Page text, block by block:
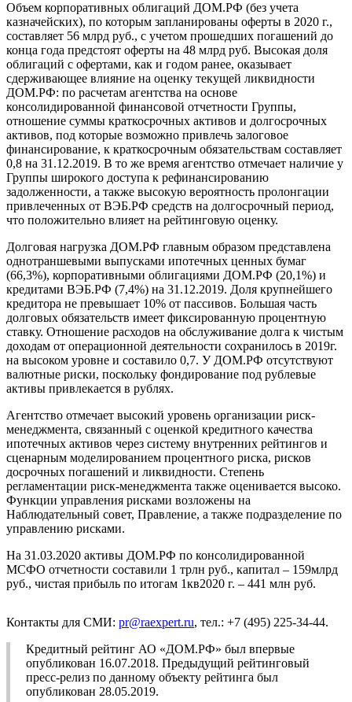
Объем корпоративных облигаций ДОМ.РФ (без учета
казначейских), по которым запланированы оферты в 2020 г.,
составляет 56 млрд руб., с учетом прошедших погашений до
конца года предстоят оферты на 48 млрд руб. Высокая доля
облигаций с офертами, как и годом ранее, оказывает
сдерживающее влияние на оценку текущей ликвидности
ДОМ.РФ: по расчетам агентства на основе
консолидированной финансовой отчетности Группы,
отношение суммы краткосрочных активов и долгосрочных
активов, под которые возможно привлечь залоговое
финансирование, к краткосрочным обязательствам составляет
0,8 на 31.12.2019. В то же время агентство отмечает наличие у
Группы широкого доступа к рефинансированию
задолженности, а также высокую вероятность пролонгации
привлеченных от ВЭБ.РФ средств на долгосрочный период,
что положительно влияет на рейтинговую оценку.
Долговая нагрузка ДОМ.РФ главным образом представлена
однотраншевыми выпусками ипотечных ценных бумаг
(66,3%), корпоративными облигациями ДОМ.РФ (20,1%) и
кредитами ВЭБ.РФ (7,4%) на 31.12.2019. Доля крупнейшего
кредитора не превышает 10% от пассивов. Большая часть
долговых обязательств имеет фиксированную процентную
ставку. Отношение расходов на обслуживание долга к чистым
доходам от операционной деятельности сохранилось в 2019г.
на высоком уровне и составило 0,7. У ДОМ.РФ отсутствуют
валютные риски, поскольку фондирование под рублевые
активы привлекается в рублях.
Агентство отмечает высокий уровень организации риск-
менеджмента, связанный с оценкой кредитного качества
ипотечных активов через систему внутренних рейтингов и
сценарным моделированием процентного риска, рисков
досрочных погашений и ликвидности. Степень
регламентации риск-менеджмента также оценивается высоко.
Функции управления рисками возложены на
Наблюдательный совет, Правление, а также подразделение по
управлению рисками.
На 31.03.2020 активы ДОМ.РФ по консолидированной
МСФО отчетности составили 1 трлн руб., капитал – 159млрд
руб., чистая прибыль по итогам 1кв2020 г. – 441 млн руб.
Контакты для СМИ: pr@raexpert.ru, тел.: +7 (495) 225-34-44.
Кредитный рейтинг АО «ДОМ.РФ» был впервые
опубликован 16.07.2018. Предыдущий рейтинговый
пресс-релиз по данному объекту рейтинга был
опубликован 28.05.2019.